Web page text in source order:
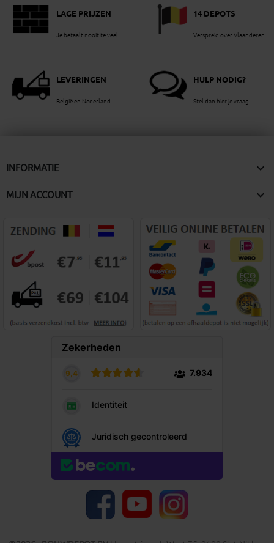
LAGE PRIJZEN
Je betaalt nooit te veel!
14 DEPOTS
Verspreid over Vlaanderen
LEVERINGEN
België en Nederland
HULP NODIG?
Stel dan hier je vraag
INFORMATIE 
MIJN ACCOUNT 